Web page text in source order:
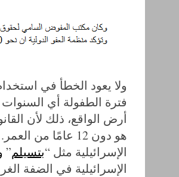
ولا يعود الخطأ في
فترة الطفولة أي
أرض الواقع، ذلك لأن
هو دون 12 عامًا
الإسرائيلية مثل “بتسيلم”
الإسرائيلية في الضفة
S
e
a